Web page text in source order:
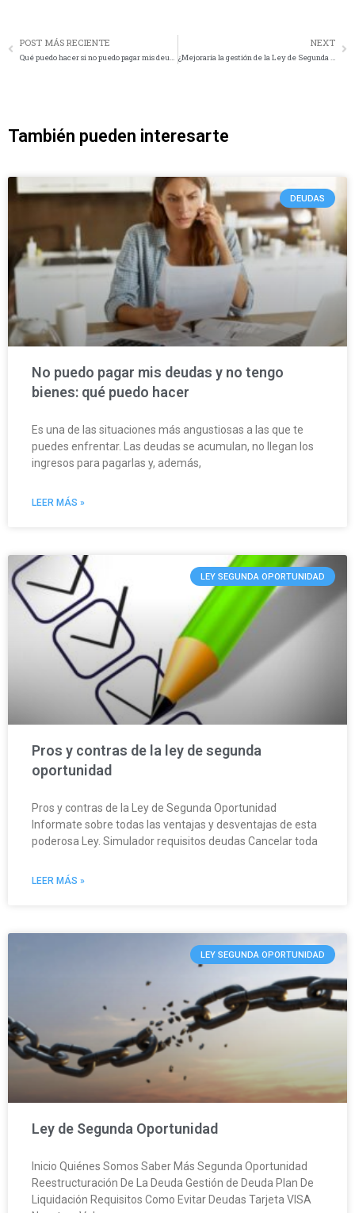
POST MÁS RECIENTE
Qué puedo hacer si no puedo pagar mis deudas
NEXT
¿Mejoraría la gestión de la Ley de Segunda Oportunidad si se permitiese elegir libremente la notaría?
También pueden interesarte
DEUDAS
No puedo pagar mis deudas y no tengo
bienes: qué puedo hacer
Es una de las situaciones más angustiosas a las que te
puedes enfrentar. Las deudas se acumulan, no llegan los
ingresos para pagarlas y, además,
LEER MÁS »
LEY SEGUNDA OPORTUNIDAD
Pros y contras de la ley de segunda
oportunidad
Pros y contras de la Ley de Segunda Oportunidad
Informate sobre todas las ventajas y desventajas de esta
poderosa Ley. Simulador requisitos deudas Cancelar toda
LEER MÁS »
LEY SEGUNDA OPORTUNIDAD
Ley de Segunda Oportunidad
Inicio Quiénes Somos Saber Más Segunda Oportunidad
Reestructuración De La Deuda Gestión de Deuda Plan De
Liquidación Requisitos Como Evitar Deudas Tarjeta VISA